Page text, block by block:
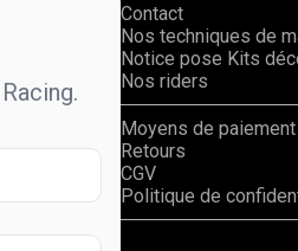
Contact
Nos techniques de
Notice pose Kits
Nos riders
Moyens de paiement
Retours
CGV
Politique de